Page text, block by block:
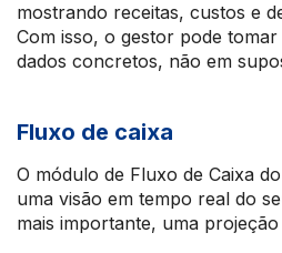
mostrando receitas, custos e
Com isso, o gestor pode tomar
dados concretos, não em
Fluxo de caixa
O módulo de Fluxo de Caixa
uma visão em tempo real do
mais importante, uma